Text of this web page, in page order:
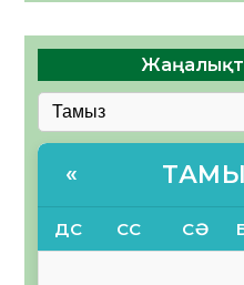
«
ДС СС СӘ